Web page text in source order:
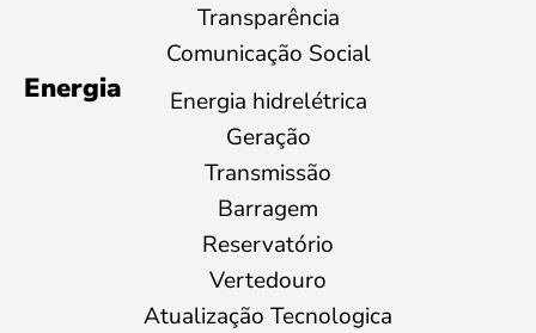
Transparência
Comunicação Social
Energia
Energia hidrelétrica
Geração
Transmissão
Barragem
Reservatório
Vertedouro
Atualização Tecnologica